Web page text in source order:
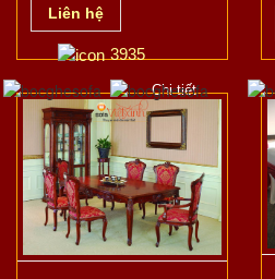
Liên hệ
3935
Chi tiết